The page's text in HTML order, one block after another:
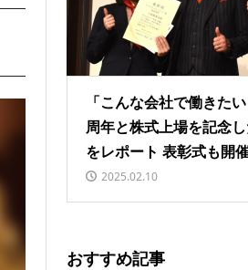
「こんな会社で働きた
周年と株式上場を記念
をレポート 表彰式も開
2025.02.10
おすすめ記事